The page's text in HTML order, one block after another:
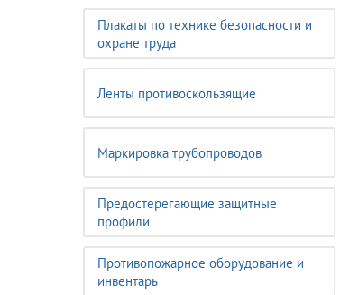
Плакаты по технике безопасности и
охране труда
Ленты противоскользящие
Маркировка трубопроводов
Предостерегающие защитные
профили
Противопожарное оборудование и
инвентарь